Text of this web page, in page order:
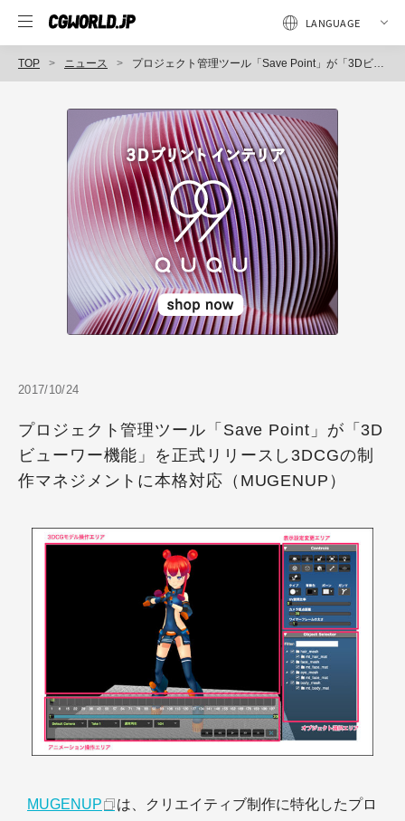
TOP ニュース プロジェクト管理ツール「Save Point」が「3Dビューワー機能」を正式リリースし3DCGの制作マネジメントに本格対応（MUGENUP）
2017/10/24
プロジェクト管理ツール「Save Point」が「3D
ビューワー機能」を正式リリースし3DCGの制
作マネジメントに本格対応（MUGENUP）
MUGENUP
は、クリエイティブ制作に特化したプロ